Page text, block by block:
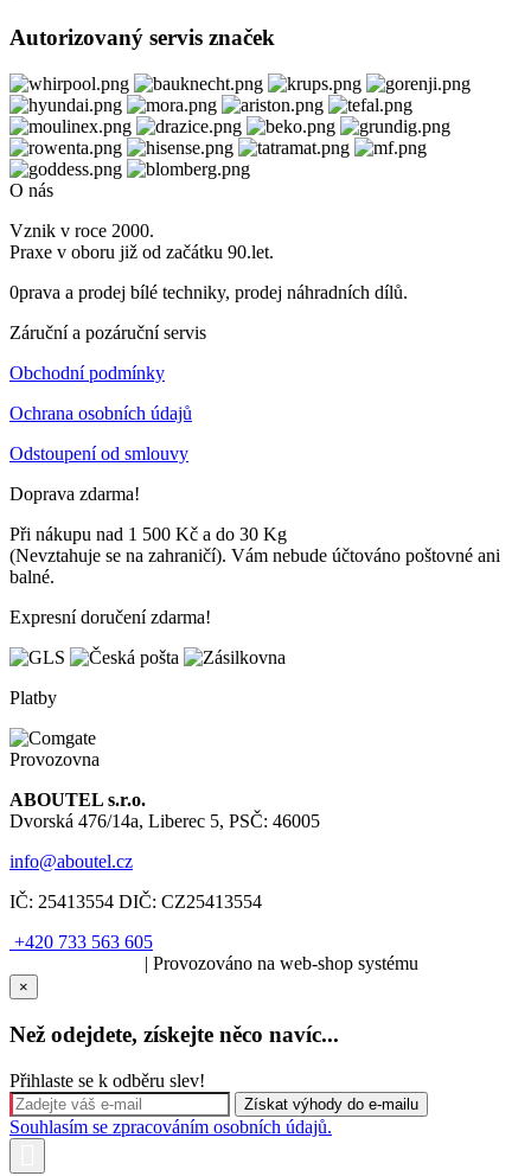
Autorizovaný servis značek
O nás
Vznik v roce 2000.
Praxe v oboru již od začátku 90.let.
0prava a prodej bílé techniky, prodej náhradních dílů.
Záruční a pozáruční servis
Obchodní podmínky
Ochrana osobních údajů
Odstoupení od smlouvy
Doprava zdarma!
Při nákupu nad 1 500 Kč a do 30 Kg
(Nevztahuje se na zahraničí). Vám nebude účtováno poštovné ani
balné.
Expresní doručení zdarma!
Platby
Provozovna
ABOUTEL s.r.o.
Dvorská 476/14a, Liberec 5, PSČ: 46005
info@aboutel.cz
IČ: 25413554 DIČ: CZ25413554
+420 733 563 605
| Provozováno na web-shop systému
×
Než odejdete, získejte něco navíc...
Přihlaste se k odběru slev!
Souhlasím se zpracováním osobních údajů.